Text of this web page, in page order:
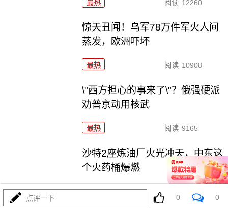
最热 阅读 12260
惊天丑闻！乌军78万件军火人间
蒸发，欧洲吓坏
最热 阅读 10908
\"西方担心的事来了\"？俄强硬派
劝普京动用核武
最热 阅读 9165
沙特2座炼油厂火光冲天，中东这
个火药桶爆燃
最热
点评一下 0 0